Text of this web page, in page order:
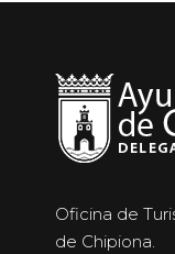
Oficina de
de Chipiona.